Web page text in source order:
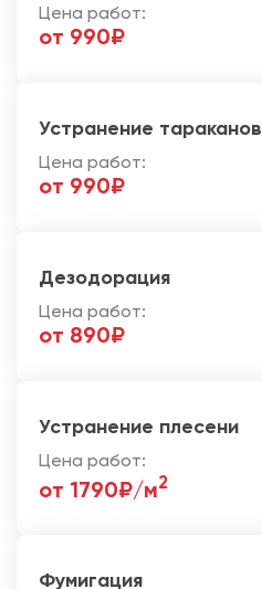
Цена работ:
от 990₽
Устранение тараканов
Цена работ:
от 990₽
Дезодорация
Цена работ:
от 890₽
Устранение плесени
Цена работ:
от 1790₽/м2
Фумигация